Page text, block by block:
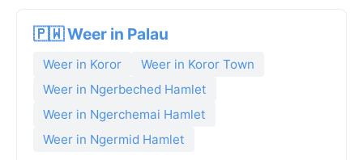
🇵🇼 Weer in Palau
Weer in Koror
Weer in Koror Town
Weer in Ngerbeched Hamlet
Weer in Ngerchemai Hamlet
Weer in Ngermid Hamlet